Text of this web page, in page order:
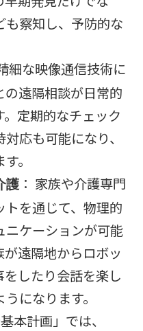
も察知し、予防的な
細な映像通信技術に
遠隔相談が日常的
定期的なチェック
応も可能になり、
。
護 ： 家族や介護専門
を通じて、物理的
ニケーションが可能
遠隔地からロボッ
をしたり会話を楽し
になります。
本計画」では、